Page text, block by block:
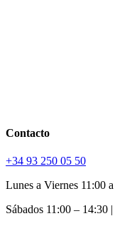
Contacto
+34 93 250 05 50
Lunes a Viernes 11:00
Sábados 11:00 – 14:30